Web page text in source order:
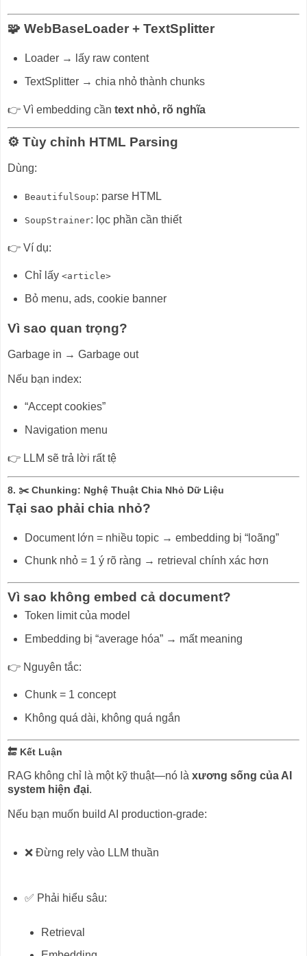
🧩 WebBaseLoader + TextSplitter
Loader → lấy raw content
TextSplitter → chia nhỏ thành chunks
👉 Vì embedding cần text nhỏ, rõ nghĩa
⚙️ Tùy chỉnh HTML Parsing
Dùng:
BeautifulSoup: parse HTML
SoupStrainer: lọc phần cần thiết
👉 Ví dụ:
Chỉ lấy <article>
Bỏ menu, ads, cookie banner
Vì sao quan trọng?
Garbage in → Garbage out
Nếu bạn index:
“Accept cookies”
Navigation menu
👉 LLM sẽ trả lời rất tệ
8. ✂️ Chunking: Nghệ Thuật Chia Nhỏ Dữ Liệu
Tại sao phải chia nhỏ?
Document lớn = nhiều topic → embedding bị “loãng”
Chunk nhỏ = 1 ý rõ ràng → retrieval chính xác hơn
Vì sao không embed cả document?
Token limit của model
Embedding bị “average hóa” → mất meaning
👉 Nguyên tắc:
Chunk = 1 concept
Không quá dài, không quá ngắn
🔚 Kết Luận
RAG không chỉ là một kỹ thuật—nó là xương sống của AI
system hiện đại.
Nếu bạn muốn build AI production-grade:
❌ Đừng rely vào LLM thuần
✅ Phải hiểu sâu:
Retrieval